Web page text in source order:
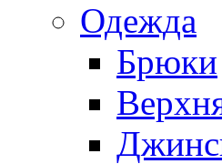
Одежда
Брюки